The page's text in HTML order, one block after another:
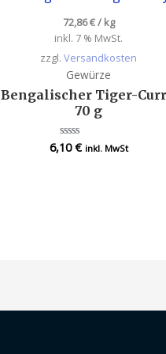
72,86€/ kg
inkl. 7 % MwSt.
zzgl.Versandkosten
Gewürze
Bengalischer Tiger-
70 g
Bewertet
6,10€ inkl. MwSt